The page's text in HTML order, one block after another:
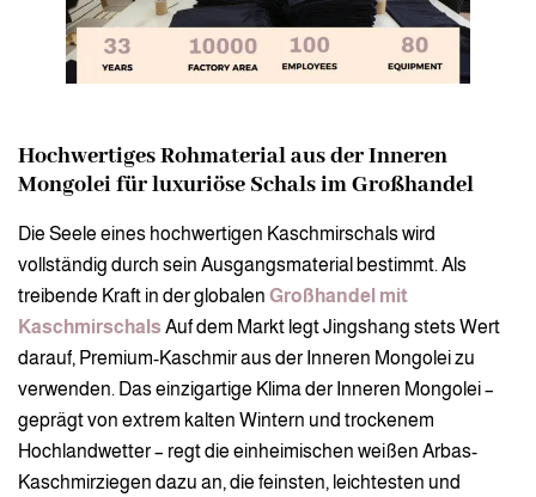
Hochwertiges Rohmaterial aus der Inneren
Mongolei für luxuriöse Schals im Großhandel
Die Seele eines hochwertigen Kaschmirschals wird
vollständig durch sein Ausgangsmaterial bestimmt. Als
treibende Kraft in der globalen Großhandel mit
Kaschmirschals Auf dem Markt legt Jingshang stets Wert
darauf, Premium-Kaschmir aus der Inneren Mongolei zu
verwenden. Das einzigartige Klima der Inneren Mongolei –
geprägt von extrem kalten Wintern und trockenem
Hochlandwetter – regt die einheimischen weißen Arbas-
Kaschmirziegen dazu an, die feinsten, leichtesten und